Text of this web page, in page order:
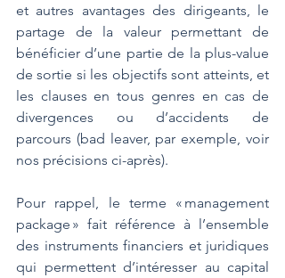
et autres avantages des dirigeants, le
partage de la valeur permettant de
bénéficier d’une partie de la plus-value
de sortie si les objectifs sont atteints, et
les clauses en tous genres en cas de
divergences ou d’accidents de
parcours (bad leaver, par exemple, voir
nos précisions ci-après).
Pour rappel, le terme « management
package » fait référence à l’ensemble
des instruments financiers et juridiques
qui permettent d’intéresser au capital